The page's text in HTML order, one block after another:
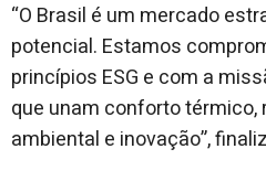
“O Brasil é um mercado
potencial. Estamos
princípios ESG e com a
que unam conforto térmico,
ambiental e inovação”,